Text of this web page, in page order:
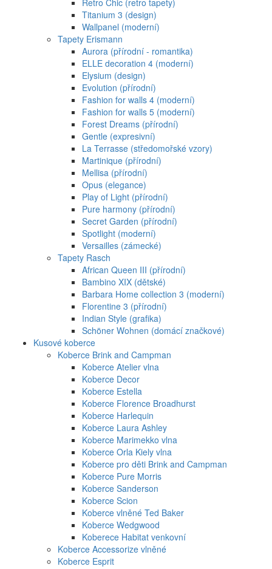
Retro Chic (retro tapety)
Titanium 3 (design)
Wallpanel (moderní)
Tapety Erismann
Aurora (přírodní - romantika)
ELLE decoration 4 (moderní)
Elysium (design)
Evolution (přírodní)
Fashion for walls 4 (moderní)
Fashion for walls 5 (moderní)
Forest Dreams (přírodní)
Gentle (expresivní)
La Terrasse (středomořské vzory)
Martinique (přírodní)
Mellisa (přírodní)
Opus (elegance)
Play of Light (přírodní)
Pure harmony (přírodní)
Secret Garden (přírodní)
Spotlight (moderní)
Versailles (zámecké)
Tapety Rasch
African Queen III (přírodní)
Bambino XIX (dětské)
Barbara Home collection 3 (moderní)
Florentine 3 (přírodní)
Indian Style (grafika)
Schöner Wohnen (domácí značkové)
Kusové koberce
Koberce Brink and Campman
Koberce Atelier vlna
Koberce Decor
Koberce Estella
Koberce Florence Broadhurst
Koberce Harlequin
Koberce Laura Ashley
Koberce Marimekko vlna
Koberce Orla Kiely vlna
Koberce pro děti Brink and Campman
Koberce Pure Morris
Koberce Sanderson
Koberce Scion
Koberce vlněné Ted Baker
Koberce Wedgwood
Koberece Habitat venkovní
Koberce Accessorize vlněné
Koberce Esprit